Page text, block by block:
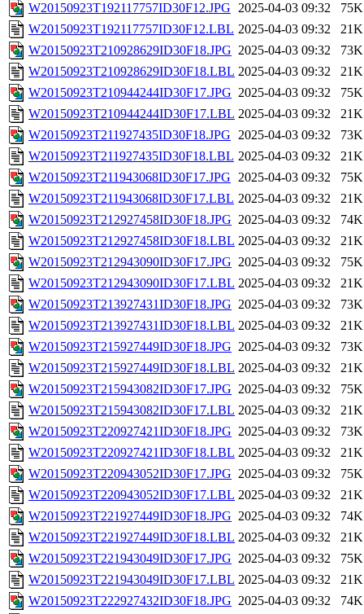
W20150923T192117757ID30F12.JPG 2025-04-03 09:32
75K
W20150923T192117757ID30F12.LBL 2025-04-03 09:32
21K
W20150923T210928629ID30F18.JPG 2025-04-03 09:32
73K
W20150923T210928629ID30F18.LBL 2025-04-03 09:32
21K
W20150923T210944244ID30F17.JPG 2025-04-03 09:32
75K
W20150923T210944244ID30F17.LBL 2025-04-03 09:32
21K
W20150923T211927435ID30F18.JPG 2025-04-03 09:32
73K
W20150923T211927435ID30F18.LBL 2025-04-03 09:32
21K
W20150923T211943068ID30F17.JPG 2025-04-03 09:32
75K
W20150923T211943068ID30F17.LBL 2025-04-03 09:32
21K
W20150923T212927458ID30F18.JPG 2025-04-03 09:32
74K
W20150923T212927458ID30F18.LBL 2025-04-03 09:32
21K
W20150923T212943090ID30F17.JPG 2025-04-03 09:32
75K
W20150923T212943090ID30F17.LBL 2025-04-03 09:32
21K
W20150923T213927431ID30F18.JPG 2025-04-03 09:32
73K
W20150923T213927431ID30F18.LBL 2025-04-03 09:32
21K
W20150923T215927449ID30F18.JPG 2025-04-03 09:32
73K
W20150923T215927449ID30F18.LBL 2025-04-03 09:32
21K
W20150923T215943082ID30F17.JPG 2025-04-03 09:32
75K
W20150923T215943082ID30F17.LBL 2025-04-03 09:32
21K
W20150923T220927421ID30F18.JPG 2025-04-03 09:32
73K
W20150923T220927421ID30F18.LBL 2025-04-03 09:32
21K
W20150923T220943052ID30F17.JPG 2025-04-03 09:32
75K
W20150923T220943052ID30F17.LBL 2025-04-03 09:32
21K
W20150923T221927449ID30F18.JPG 2025-04-03 09:32
74K
W20150923T221927449ID30F18.LBL 2025-04-03 09:32
21K
W20150923T221943049ID30F17.JPG 2025-04-03 09:32
75K
W20150923T221943049ID30F17.LBL 2025-04-03 09:32
21K
W20150923T222927432ID30F18.JPG 2025-04-03 09:32
74K